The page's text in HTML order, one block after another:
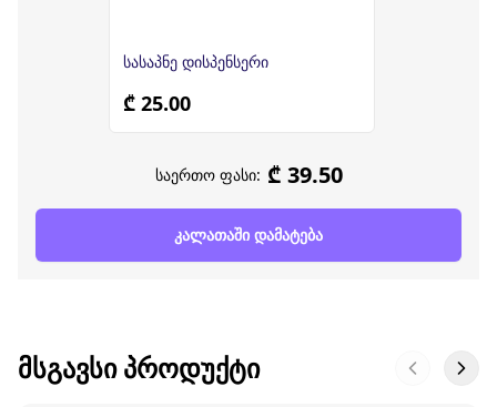
სასაპნე დისპენსერი
₾ 25.00
საერთო ფასი: ₾ 39.50
კალათაში დამატება
ᲛᲡᲒᲐᲕᲡᲘ ᲞᲠᲝᲓᲣᲥᲢᲘ